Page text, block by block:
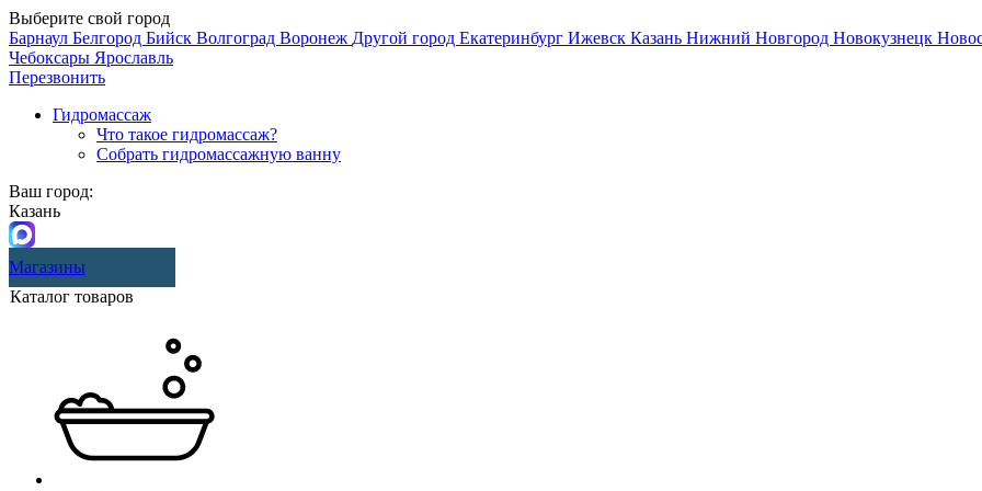
Выберите свой город
Барнаул Белгород Бийск Волгоград Воронеж Другой город Екатеринбург Ижевск Казань Нижний Новгород Новокузнецк
Чебоксары Ярославль
Перезвонить
Гидромассаж
Что такое гидромассаж?
Собрать гидромассажную ванну
Ваш город:
Казань
Магазины
Каталог товаров